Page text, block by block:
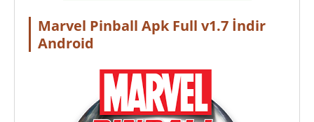
Marvel Pinball Apk Full v1.7 İndir
Android